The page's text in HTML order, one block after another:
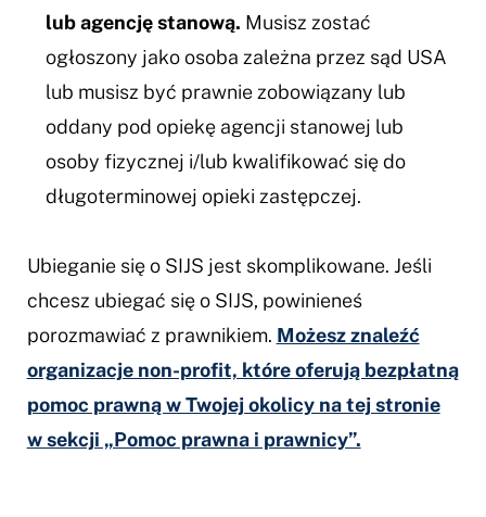
lub agencję stanową. Musisz zostać
ogłoszony jako osoba zależna przez sąd USA
lub musisz być prawnie zobowiązany lub
oddany pod opiekę agencji stanowej lub
osoby fizycznej i/lub kwalifikować się do
długoterminowej opieki zastępczej.
Ubieganie się o SIJS jest skomplikowane. Jeśli
chcesz ubiegać się o SIJS, powinieneś
porozmawiać z prawnikiem. Możesz znaleźć
organizacje non-profit, które oferują bezpłatną
pomoc prawną w Twojej okolicy na tej stronie
w sekcji „Pomoc prawna i prawnicy”.